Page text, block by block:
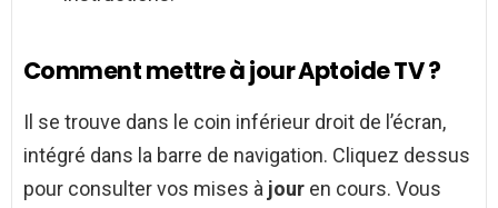
Comment mettre à jour Aptoide TV ?
Il se trouve dans le coin inférieur droit de l’écran,
intégré dans la barre de navigation. Cliquez dessus
pour consulter vos mises à jour en cours. Vous